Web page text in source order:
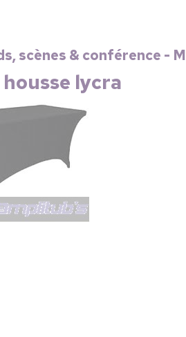
scènes & conférence -
lycra